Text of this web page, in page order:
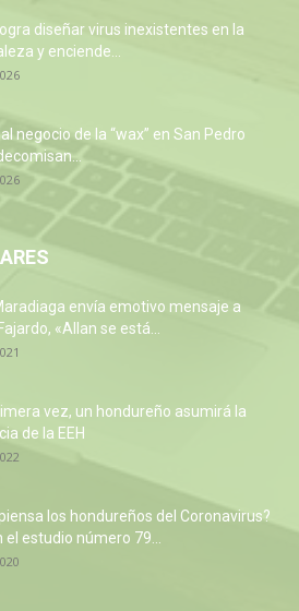
logra diseñar virus inexistentes en la
y enciende...
negocio de la “wax” en San Pedro
envía emotivo mensaje a
«Allan se está...
vez, un hondureño asumirá la
de la EEH
los hondureños del Coronavirus?
el estudio número 79...